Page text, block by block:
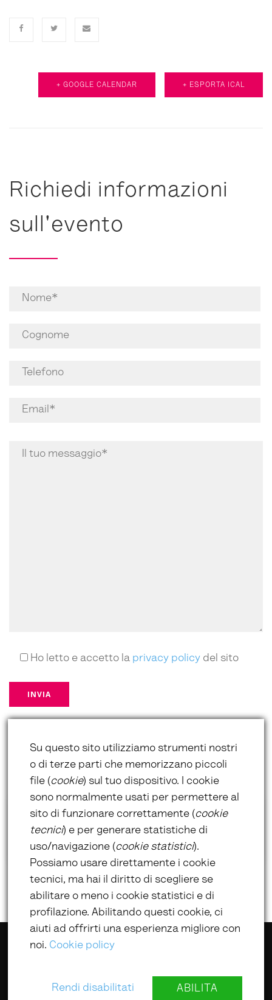
+ GOOGLE CALENDAR + ESPORTA ICAL
Richiedi informazioni
sull'evento
Ho letto e accetto la privacy policy del sito
Prossimi
Non ci sono eventi in arrivo al momento.
@ UmbriaLibri 2022
Su questo sito utilizziamo strumenti nostri
o di terze parti che memorizzano piccoli
file (cookie) sul tuo dispositivo. I cookie
sono normalmente usati per permettere al
sito di funzionare correttamente (cookie
tecnici) e per generare statistiche di
uso/navigazione (cookie statistici).
Possiamo usare direttamente i cookie
tecnici, ma hai il diritto di scegliere se
abilitare o meno i cookie statistici e di
profilazione. Abilitando questi cookie, ci
aiuti ad offrirti una esperienza migliore con
noi. Cookie policy
ABILITA
Rendi disabilitati